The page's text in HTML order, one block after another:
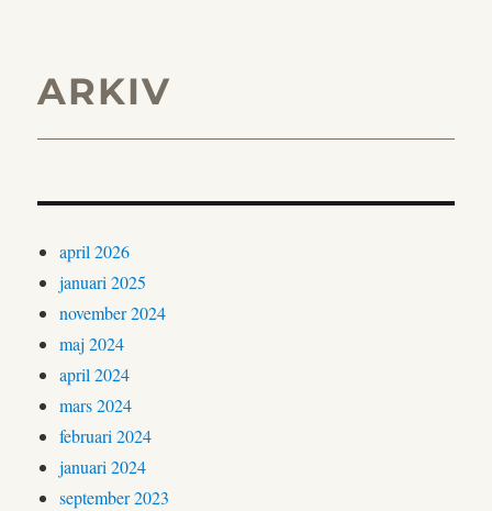
ARKIV
april 2026
januari 2025
november 2024
maj 2024
april 2024
mars 2024
februari 2024
januari 2024
september 2023